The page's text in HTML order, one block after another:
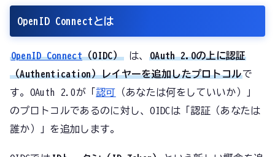
OpenID Connectとは
OpenID Connect（OIDC）は、 OAuth 2.0の上に認証
（Authentication）レイヤーを追加したプロトコルで
す。OAuth 2.0が「認可 （あなたは何をしていいか）」
のプロトコルであるのに対し、OIDCは「認証（あなたは
誰か）」を追加します。